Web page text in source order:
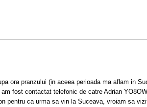
ora pranzului (in aceea perioada ma aflam in
am fost contactat telefonic de catre Adrian
pentru ca urma sa vin la Suceava, vroiam sa